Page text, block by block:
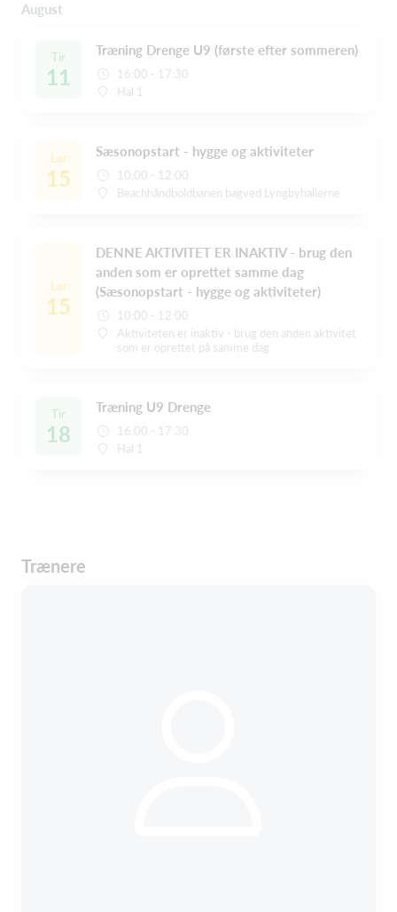
August
Tir
11
Træning Drenge U9 (første efter sommeren)
16:00 - 17:30
Hal 1
Lør
15
Sæsonopstart - hygge og aktiviteter
10:00 - 12:00
Beachhåndboldbanen bagved Lyngbyhallerne
Lør
15
DENNE AKTIVITET ER INAKTIV - brug den
anden som er oprettet samme dag
(Sæsonopstart - hygge og aktiviteter)
10:00 - 12:00
Aktiviteten er inaktiv - brug den anden aktivitet
som er oprettet på samme dag
Tir
18
Træning U9 Drenge
16:00 - 17:30
Hal 1
Trænere